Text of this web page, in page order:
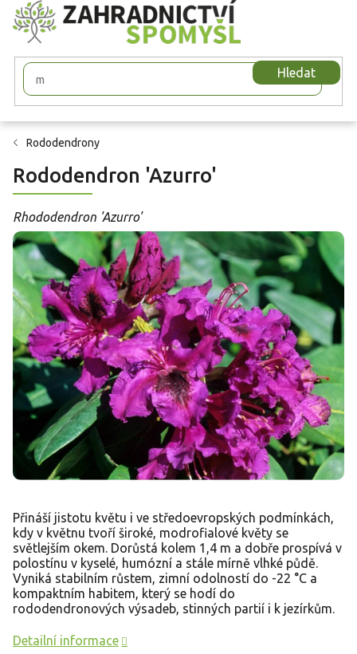
Přejít
na
obsah
Hledat
Rododendrony
Rododendron 'Azurro'
Rhododendron 'Azurro'
Přináší jistotu květu i ve středoevropských podmínkách,
kdy v květnu tvoří široké, modrofialové květy se
světlejším okem. Dorůstá kolem 1,4 m a dobře prospívá v
polostínu v kyselé, humózní a stále mírně vlhké půdě.
Vyniká stabilním růstem, zimní odolností do -22 °C a
kompaktním habitem, který se hodí do
rododendronových výsadeb, stinných partií i k jezírkům.
Detailní informace